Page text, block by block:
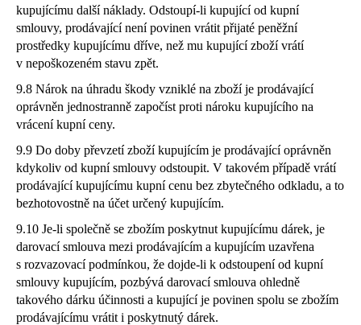
kupujícímu další náklady. Odstoupí-li kupující od kupní
smlouvy, prodávající není povinen vrátit přijaté peněžní
prostředky kupujícímu dříve, než mu kupující zboží vrátí
v nepoškozeném stavu zpět.
9.8 Nárok na úhradu škody vzniklé na zboží je prodávající
oprávněn jednostranně započíst proti nároku kupujícího na
vrácení kupní ceny.
9.9 Do doby převzetí zboží kupujícím je prodávající oprávněn
kdykoliv od kupní smlouvy odstoupit. V takovém případě vrátí
prodávající kupujícímu kupní cenu bez zbytečného odkladu, a to
bezhotovostně na účet určený kupujícím.
9.10 Je-li společně se zbožím poskytnut kupujícímu dárek, je
darovací smlouva mezi prodávajícím a kupujícím uzavřena
s rozvazovací podmínkou, že dojde-li k odstoupení od kupní
smlouvy kupujícím, pozbývá darovací smlouva ohledně
takového dárku účinnosti a kupující je povinen spolu se zbožím
prodávajícímu vrátit i poskytnutý dárek.